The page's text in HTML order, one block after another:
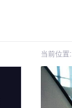
当前位置: